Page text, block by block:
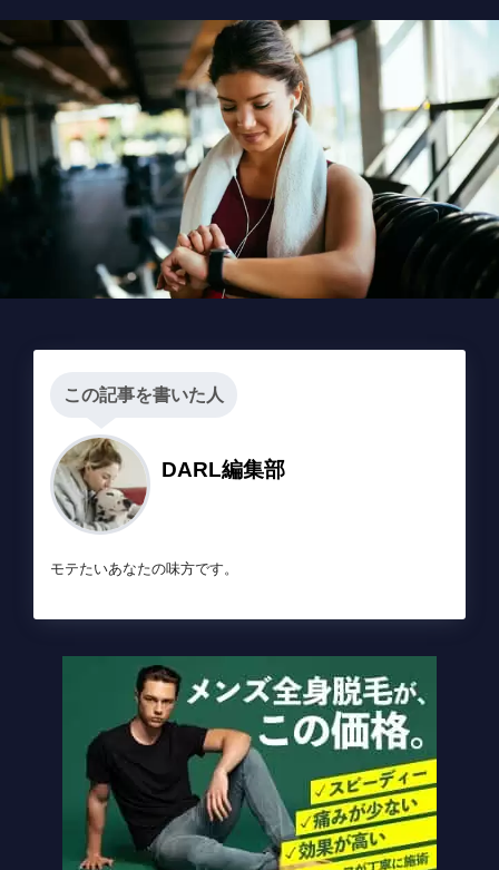
この記事を書いた人
DARL編集部
モテたいあなたの味方です。